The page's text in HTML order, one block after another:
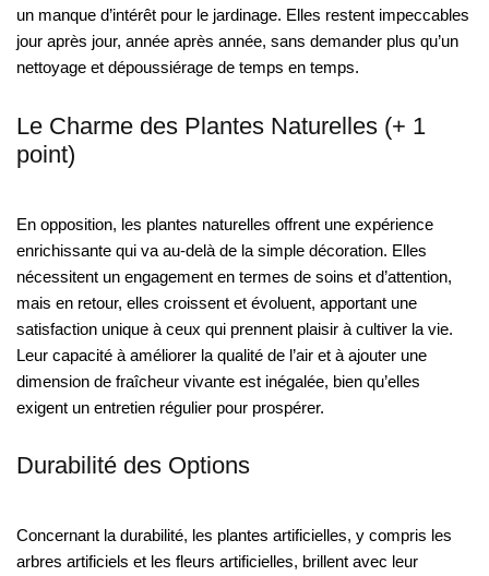
un manque d’intérêt pour le jardinage. Elles restent impeccables
jour après jour, année après année, sans demander plus qu’un
nettoyage et dépoussiérage de temps en temps.
Le Charme des Plantes Naturelles (+ 1
point)
En opposition, les plantes naturelles offrent une expérience
enrichissante qui va au-delà de la simple décoration. Elles
nécessitent un engagement en termes de soins et d’attention,
mais en retour, elles croissent et évoluent, apportant une
satisfaction unique à ceux qui prennent plaisir à cultiver la vie.
Leur capacité à améliorer la qualité de l’air et à ajouter une
dimension de fraîcheur vivante est inégalée, bien qu’elles
exigent un entretien régulier pour prospérer.
Durabilité des Options
Concernant la durabilité, les plantes artificielles, y compris les
arbres artificiels et les fleurs artificielles, brillent avec leur